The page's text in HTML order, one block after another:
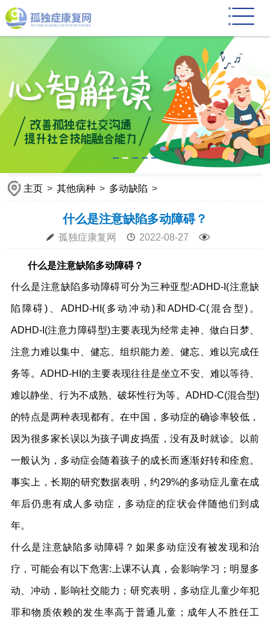
主页 > 其他病种 > 多动缺陷 >
什么是注意缺陷多动障碍？
孤独症康复网 2022-08-27
什么是注意缺陷多动障碍？
什么是注意缺陷多动障碍可分为三种亚型:ADHD-I(注意缺
陷障碍)、ADHD-HI(多动冲动)和ADHD-C(混合型)。
ADHD-I(注意力障碍型)主要表现为经常走神、做白日梦、
注意力难以集中、健忘、组织能力差、健忘、难以完成任
务等。ADHD-HI的主要表现往往是坐立不安、难以等待、
难以静坐、行为不成熟、破坏性行为等。ADHD-C(混合型)
的特点是两种表现都有。在中国，多动症的确诊率较低，
因为很多家长误以为孩子调皮捣蛋，没有及时就诊。以前
一般认为，多动症会随着孩子的成长而逐渐好转和痊愈。
事实上，长期的研究数据表明，约29%的多动症儿童在成
年后仍患有成人多动症，多动症的症状会伴随他们到成
年。
什么是注意缺陷多动障碍？如果多动症没有被发现和治
疗，可能会有以下危害:上课不认真，会影响学习；明显多
动、冲动，影响社交能力；研究表明，多动症儿童少年犯
罪和物质依赖的发生率高于普通儿童；成年人不胜任工